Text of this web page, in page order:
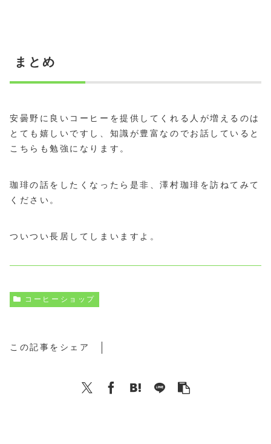
まとめ
安曇野に良いコーヒーを提供してくれる人が増えるのは
とても嬉しいですし、知識が豊富なのでお話していると
こちらも勉強になります。
珈琲の話をしたくなったら是非、澤村珈琲を訪ねてみて
ください。
ついつい長居してしまいますよ。
コーヒーショップ
この記事をシェア